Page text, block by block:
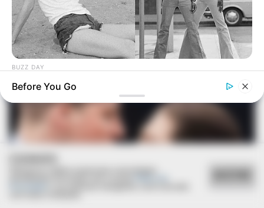
BUZZ DAY
Photos From The 70s That Defined A Beauty Standard
Before You Go